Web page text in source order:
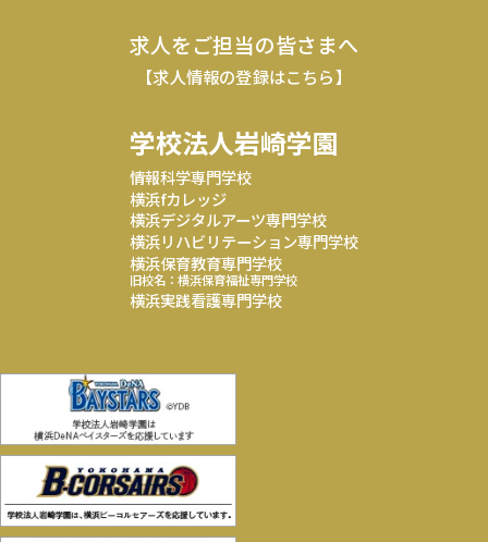
求人をご担当の皆さまへ
【求人情報の登録はこちら】
学校法人岩崎学園
情報科学専門学校
横浜fカレッジ
横浜デジタルアーツ専門学校
横浜リハビリテーション専門学校
横浜保育教育専門学校
旧校名：横浜保育福祉専門学校
横浜実践看護専門学校